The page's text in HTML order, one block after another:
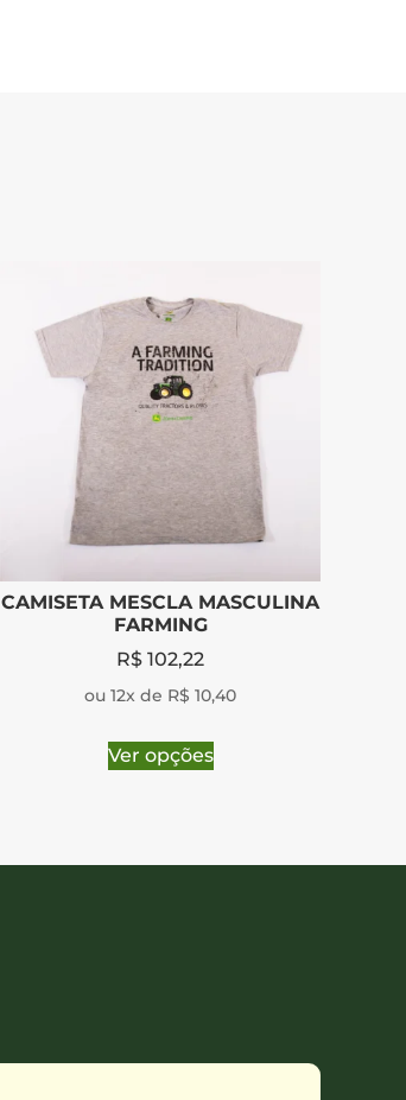
CAMISETA MESCLA MASCULINA
FARMING
R$ 102,22
ou 12x de R$ 10,40
Ver opções